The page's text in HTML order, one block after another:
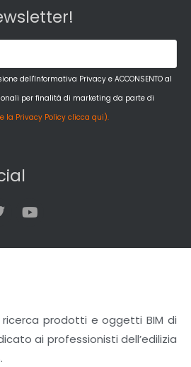
e facciate
gas
e misurazione
pensili
dell'Informativa Privacy e ACCONSENTO al
per finalità di marketing da parte di
la Privacy Policy clicca qui).
ricerca prodotti e oggetti BIM di
ai professionisti dell’edilizia